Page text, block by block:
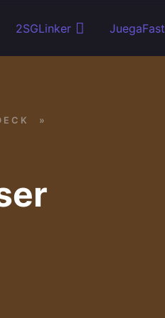
2SGLinker JuegaFast
»